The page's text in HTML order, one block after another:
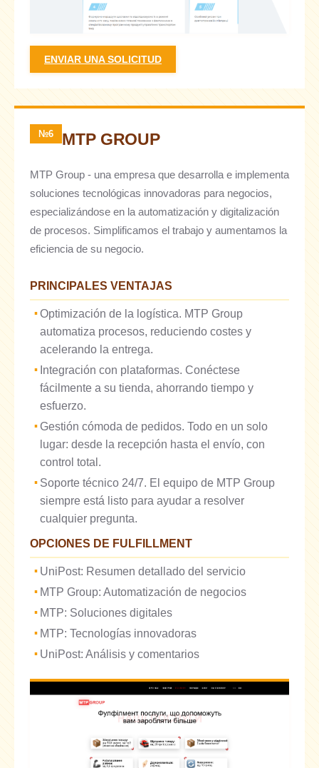
ENVIAR UNA SOLICITUD
№6 MTP GROUP
MTP Group - una empresa que desarrolla e implementa
soluciones tecnológicas innovadoras para negocios,
especializándose en la automatización y digitalización
de procesos. Simplificamos el trabajo y aumentamos la
eficiencia de su negocio.
PRINCIPALES VENTAJAS
Optimización de la logística. MTP Group
automatiza procesos, reduciendo costes y
acelerando la entrega.
Integración con plataformas. Conéctese
fácilmente a su tienda, ahorrando tiempo y
esfuerzo.
Gestión cómoda de pedidos. Todo en un solo
lugar: desde la recepción hasta el envío, con
control total.
Soporte técnico 24/7. El equipo de MTP Group
siempre está listo para ayudar a resolver
cualquier pregunta.
OPCIONES DE FULFILLMENT
UniPost: Resumen detallado del servicio
MTP Group: Automatización de negocios
MTP: Soluciones digitales
MTP: Tecnologías innovadoras
UniPost: Análisis y comentarios